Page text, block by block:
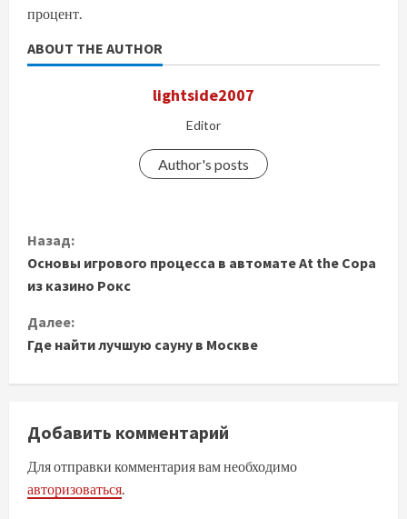
процент.
ABOUT THE AUTHOR
lightside2007
Editor
Author's posts
П
р
о
д
о
л
ж
и
Назад:
Основы игрового процесса в автомате At the Copa
из казино Рокс
Далее:
Где найти лучшую сауну в Москве
Добавить комментарий
Для отправки комментария вам необходимо
авторизоваться.